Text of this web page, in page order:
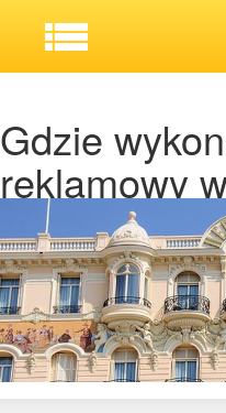
Gdzie
reklamowy
formacie?